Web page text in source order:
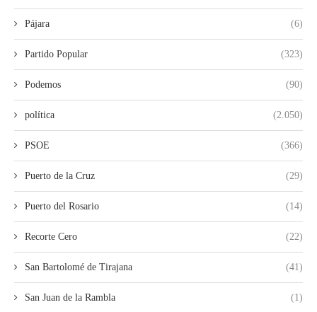
Pájara (6)
Partido Popular (323)
Podemos (90)
política (2.050)
PSOE (366)
Puerto de la Cruz (29)
Puerto del Rosario (14)
Recorte Cero (22)
San Bartolomé de Tirajana (41)
San Juan de la Rambla (1)